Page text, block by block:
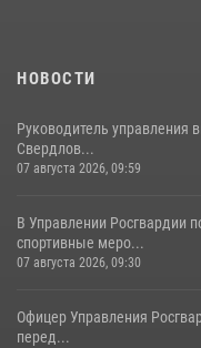
НОВОСТИ
Руководитель управления
Свердлов...
07 августа 2026, 09:59
В Управлении Росгвардии
спортивные меро...
07 августа 2026, 09:30
Офицер Управления
перед...